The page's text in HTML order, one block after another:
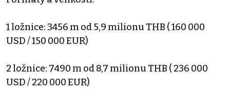
1 ložnice: 3456 m od 5,9 milionu THB ( 160 000
USD / 150 000 EUR)
2 ložnice: 7490 m od 8,7 milionu THB ( 236 000
USD / 220 000 EUR)